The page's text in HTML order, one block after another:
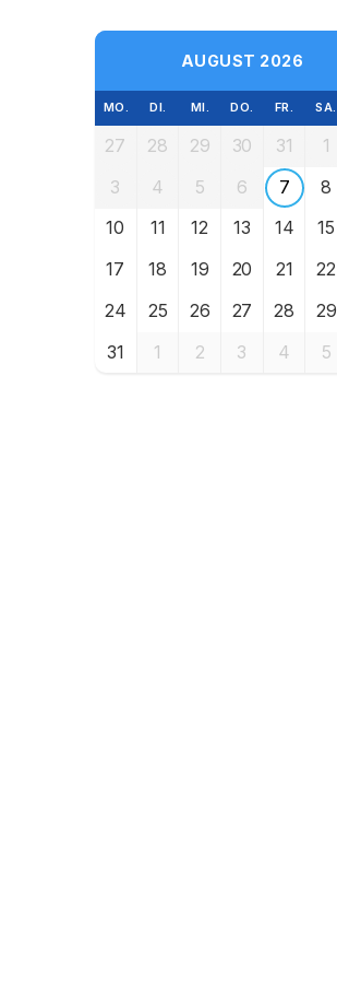
AUGUST 2026
MO. DI. MI. DO. FR. SA.
27 28 29 30 31 1
3
4 5 6 7 8
10
11 12 13 14 15
17
18 19 20 21 22
24
25 26 27 28 29
31
1 2 3 4 5